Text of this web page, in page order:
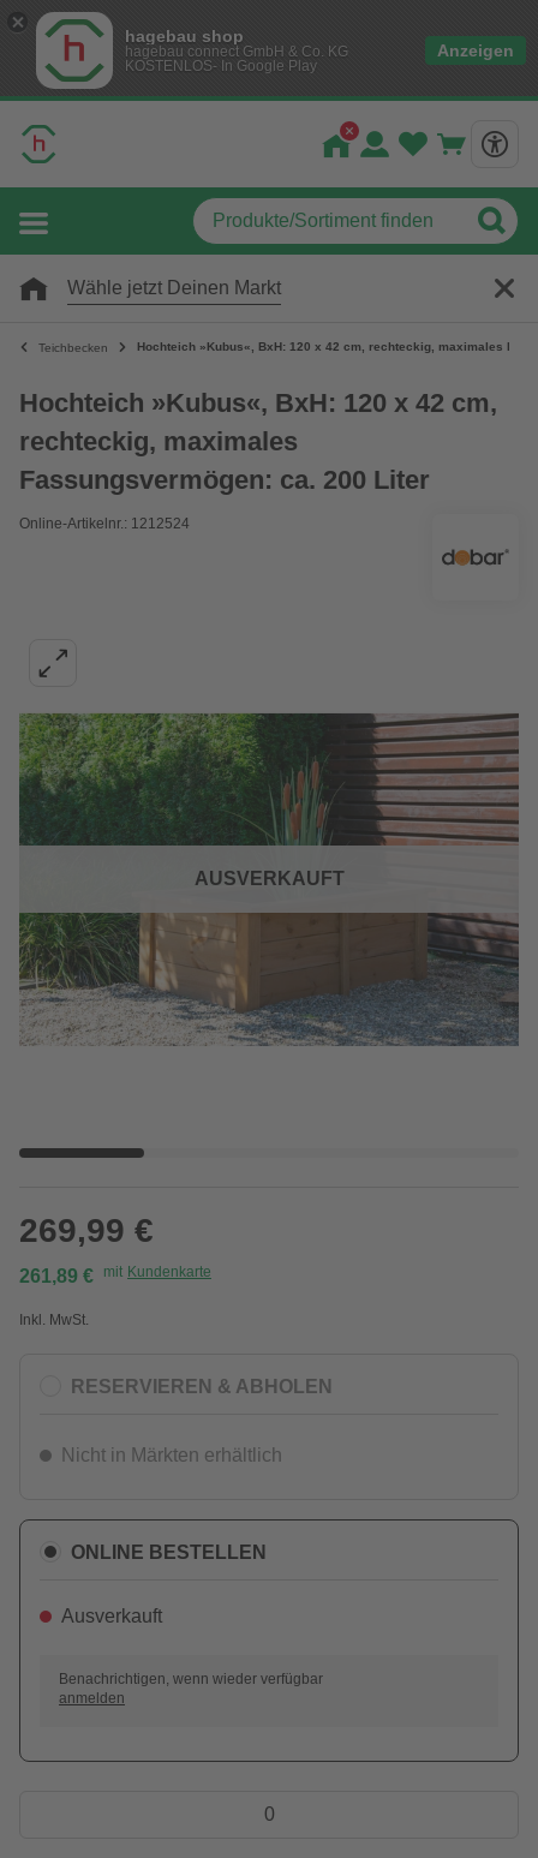
hagebau shop
hagebau connect GmbH & Co. KG
KOSTENLOS- In Google Play
Anzeigen
Wähle jetzt Deinen Markt
Teichbecken Hochteich »Kubus«, BxH: 120 x 42 cm, rechteckig, maximales
Hochteich »Kubus«, BxH: 120 x 42 cm,
rechteckig, maximales
Fassungsvermögen: ca. 200 Liter
Online-Artikelnr.: 1212524
AUSVERKAUFT
269,99 €
261,89 € mit Kundenkarte
Inkl. MwSt.
RESERVIEREN & ABHOLEN
Nicht in Märkten erhältlich
ONLINE BESTELLEN
Ausverkauft
Benachrichtigen, wenn wieder verfügbar
anmelden